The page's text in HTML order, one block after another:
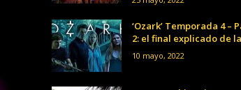
‘Ozark’ Temporada 4 –
2: el final explicado de
10 mayo, 2022